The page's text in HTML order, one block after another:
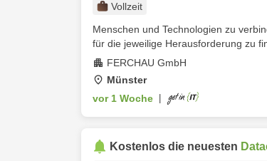
Vollzeit
Menschen und Technologien zu
für die jeweilige Herausforderung zu
FERCHAU GmbH
Münster
vor 1 Woche
Kostenlos die neuesten